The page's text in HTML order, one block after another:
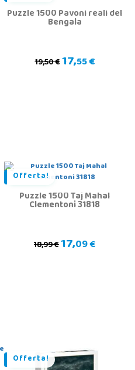
Puzzle 1500 Pavoni reali del
Bengala
19,50 €17,55 €
Offerta!
Puzzle 1500 Taj Mahal
Clementoni 31818
18,99 €17,09 €
Offerta!